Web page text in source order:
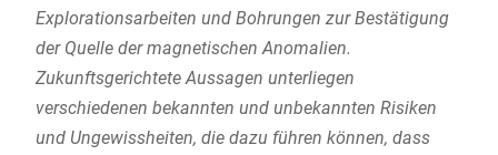
Explorationsarbeiten und Bohrungen zur Bestätigung
der Quelle der magnetischen Anomalien.
Zukunftsgerichtete Aussagen unterliegen
verschiedenen bekannten und unbekannten Risiken
und Ungewissheiten, die dazu führen können, dass